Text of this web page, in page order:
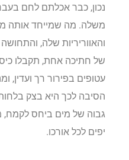
נכון, כבר אכלתם לחם
משלה. מה שמייחד אותה
והאווריריות שלה,
של חתיכה אחת, תקבלו
עטופים בפירור רך ועדין,
הסיבה לכך היא בצק בלחות
גבוה של מים ביחס לקמח,
יפים לכל אורכו.